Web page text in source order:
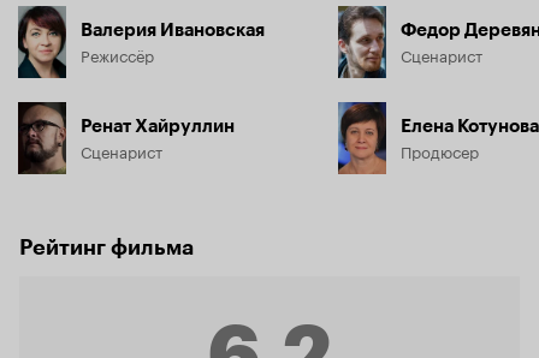
Валерия Ивановская
Режиссёр
Ренат Хайруллин
Сценарист
Федор
Сценарист
Елена Котунова
Продюсер
Рейтинг фильма